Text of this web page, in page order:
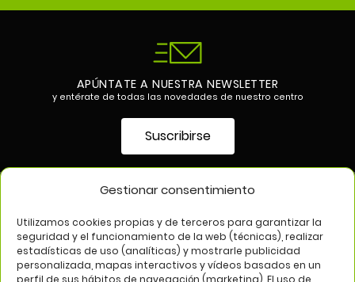
Gestionar consentimiento
Utilizamos cookies propias y de terceros para garantizar la
seguridad y el funcionamiento de la web (técnicas), realizar
estadísticas de uso (analíticas) y mostrarle publicidad
personalizada, mapas interactivos y vídeos basados en un
perfil de sus hábitos de navegación (marketing). El uso de
APÚNTATE A NUESTRA NEWSLETTER
y entérate de todas las novedades de nuestro centro
Suscribirse